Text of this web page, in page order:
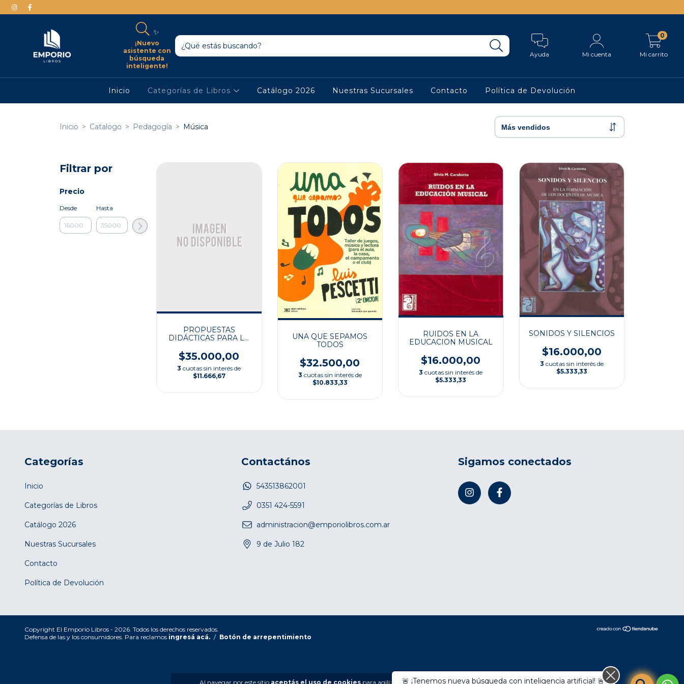
✨
¡Nuevo
asistente con
búsqueda
inteligente!
Ayuda Mi cuenta Mi carrito
0
Inicio Categorías de Libros Catálogo 2026 Nuestras Sucursales Contacto Política de Devolución
Al navegar por este sitio aceptás el uso de cookies para agilizar tu experiencia de compra.
Inicio > Catalogo > Pedagogía > Música
Filtrar por
Precio
Desde Hasta
PROPUESTAS
DIDÁCTICAS PARA LA
DE NUESTROS DÍAS 2
$35.000,00
3 cuotas sin interés de
$11.666,67
UNA QUE SEPAMOS
TODOS
$32.500,00
3 cuotas sin interés de
$10.833,33
RUIDOS EN LA
EDUCACION MUSICAL
$16.000,00
3 cuotas sin interés de
$5.333,33
SONIDOS Y SILENCIOS
$16.000,00
3 cuotas sin interés de
$5.333,33
Categorías
Inicio
Categorías de Libros
Catálogo 2026
Nuestras Sucursales
Contacto
Política de Devolución
Contactános
543513862001
0351 424-5591
administracion@emporiolibros.com.ar
9 de Julio 182
Sigamos conectados
Copyright El Emporio Libros - 2026. Todos los derechos reservados.
Defensa de las y los consumidores. Para reclamos ingresá acá. / Botón de arrepentimiento